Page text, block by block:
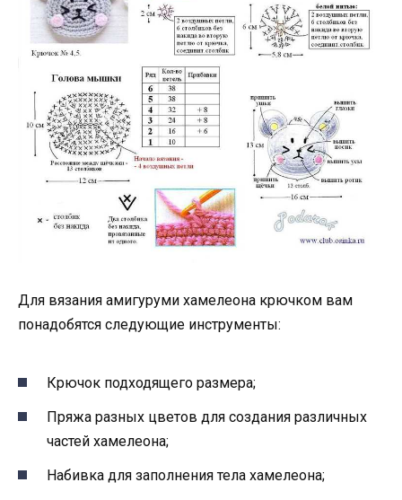
Для вязания амигуруми хамелеона крючком вам
понадобятся следующие инструменты:
Крючок подходящего размера;
Пряжа разных цветов для создания различных
частей хамелеона;
Набивка для заполнения тела хамелеона;